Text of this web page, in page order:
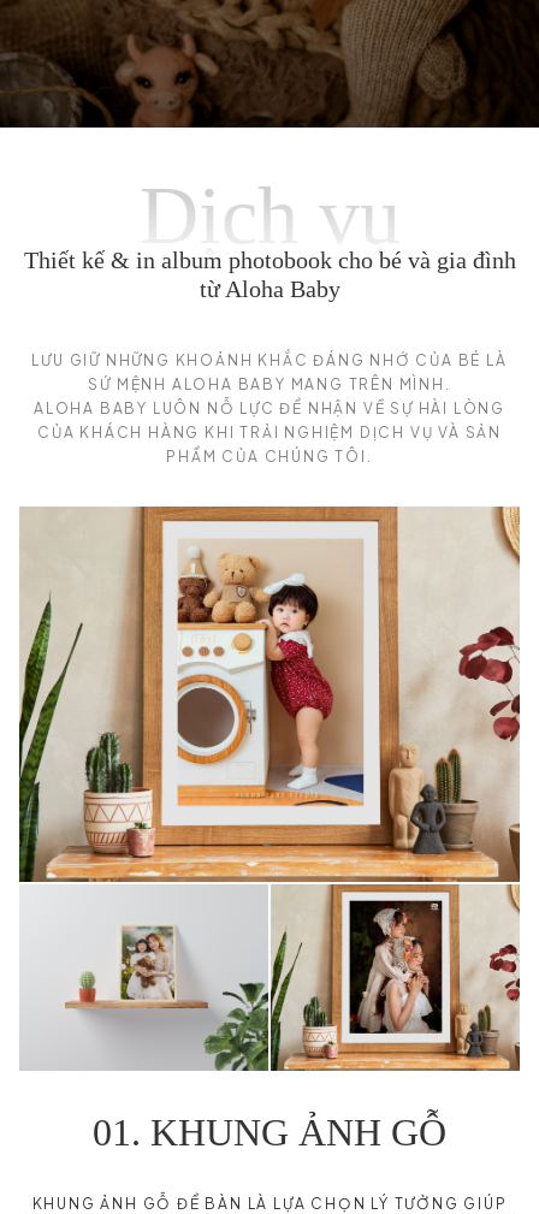
về nhà cho bé
Dịch vụ
Thiết kế & in album photobook cho bé và gia đình
từ Aloha Baby
LƯU GIỮ NHỮNG KHOẢNH KHẮC ĐÁNG NHỚ CỦA BÉ LÀ
SỨ MỆNH ALOHA BABY MANG TRÊN MÌNH.
ALOHA BABY LUÔN NỖ LỰC ĐỂ NHẬN VỀ SỰ HÀI LÒNG
CỦA KHÁCH HÀNG KHI TRẢI NGHIỆM DỊCH VỤ VÀ SẢN
PHẨM CỦA CHÚNG TÔI.
01. KHUNG ẢNH GỖ
KHUNG ẢNH GỖ ĐỂ BÀN LÀ LỰA CHỌN LÝ TƯỞNG GIÚP